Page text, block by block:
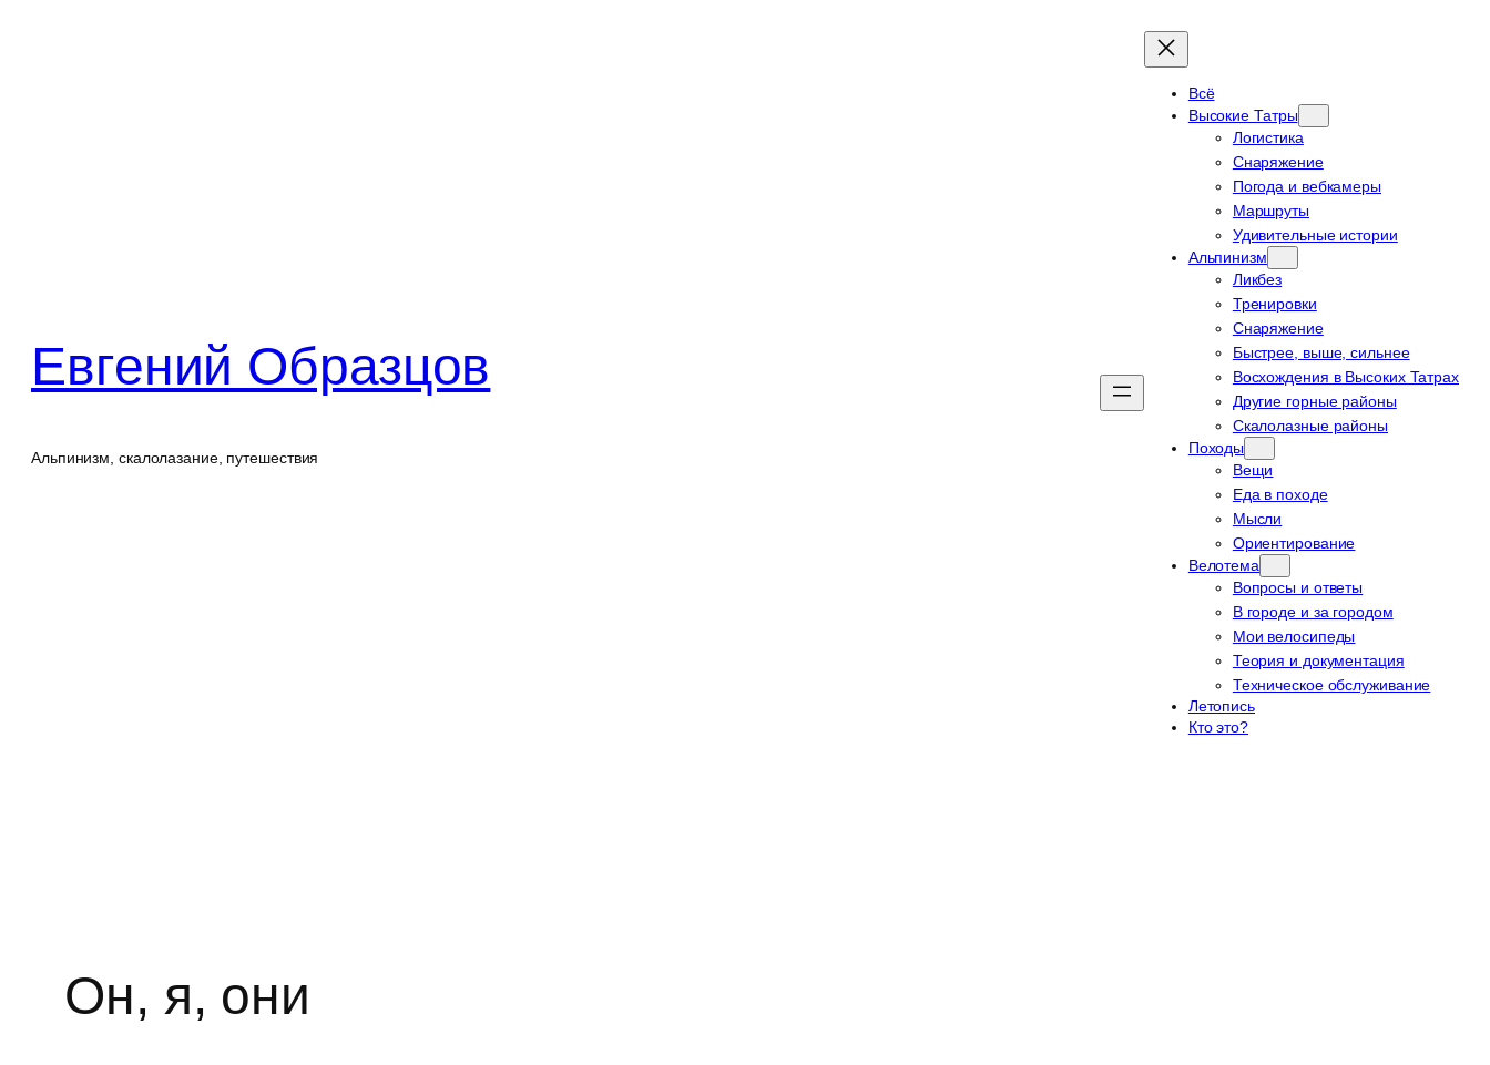
Евгений Образцов
Альпинизм, скалолазание, путешествия
Всё
Высокие Татры
Логистика
Снаряжение
Погода и вебкамеры
Маршруты
Удивительные истории
Альпинизм
Ликбез
Тренировки
Снаряжение
Быстрее, выше, сильнее
Восхождения в Высоких Татрах
Другие горные районы
Скалолазные районы
Походы
Вещи
Еда в походе
Мысли
Ориентирование
Велотема
Вопросы и ответы
В городе и за городом
Мои велосипеды
Теория и документация
Техническое обслуживание
Летопись
Кто это?
Он, я, они